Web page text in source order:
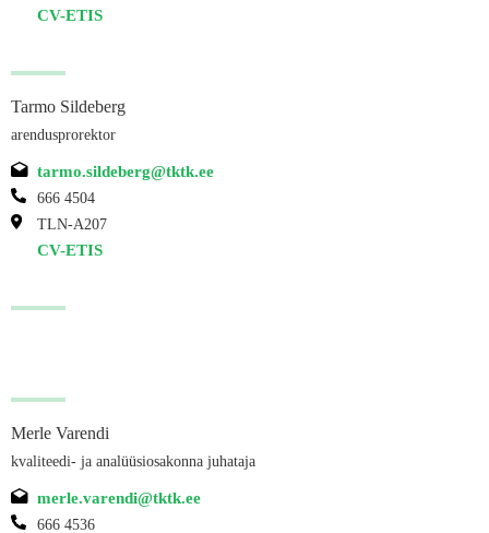
CV-ETIS
Tarmo Sildeberg
arendusprorektor
tarmo.sildeberg@tktk.ee
666 4504
TLN-A207
CV-ETIS
Merle Varendi
kvaliteedi- ja analüüsiosakonna juhataja
merle.varendi@tktk.ee
666 4536